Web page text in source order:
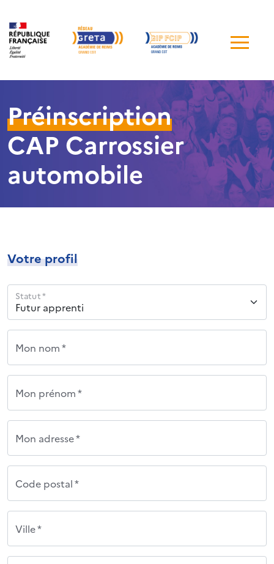
de
Préinscription
CAP Carrossier
automobile
Votre profil
Statut *
Mon nom *
Mon prénom *
Mon adresse *
Code postal *
Ville *